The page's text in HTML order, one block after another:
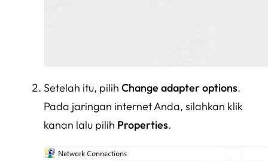
Setelah itu, pilih Change adapter options.
Pada jaringan internet Anda, silahkan klik
kanan lalu pilih Properties.